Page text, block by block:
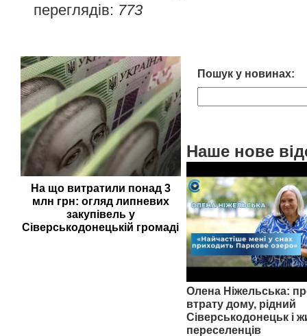
переглядів: 773
На що витратили понад 3
млн грн: огляд липневих
закупівель у
Сіверськодонецькій громаді
Пошук у новинах:
Наше нове
Олена Ніжельська:
втрату дому, рідний
Сіверськодонецьк і
переселенців